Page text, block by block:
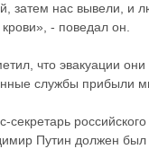
затем нас вывели, и
- поведал он.
что эвакуации
службы прибыли
секретарь
Путин должен был